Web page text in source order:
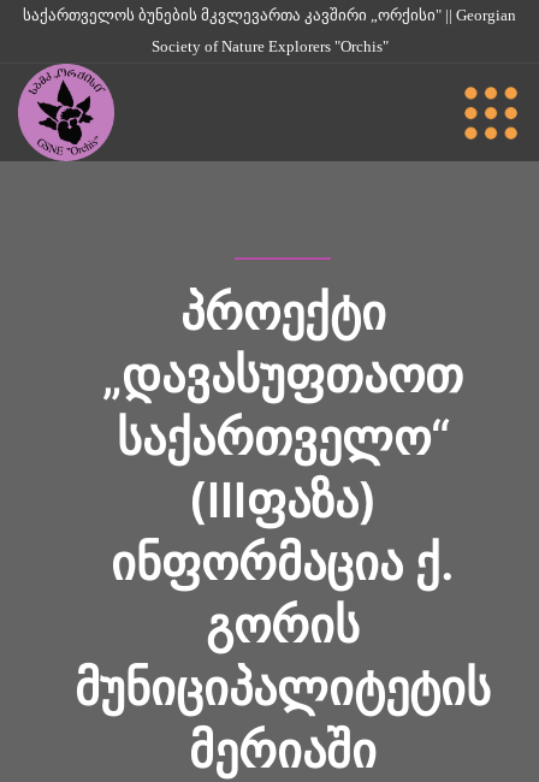
საქართველოს ბუნების მკვლევართა კავშირი „ორქისი" || Georgian
Society of Nature Explorers "Orchis"
ᲞᲠᲝᲔᲥᲢᲘ
„ᲓᲐᲕᲐᲡᲣᲤᲗᲐᲝᲗ
ᲡᲐᲥᲐᲠᲗᲕᲔᲚᲝ“
(IIIᲤᲐᲖᲐ)
ᲘᲜᲤᲝᲠᲛᲐᲪᲘᲐ Ქ.
ᲒᲝᲠᲘᲡ
ᲛᲣᲜᲘᲪᲘᲞᲐᲚᲘᲢᲔᲢᲘᲡ
ᲛᲔᲠᲘᲐᲨᲘ